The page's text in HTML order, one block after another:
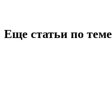
Еще статьи по теме